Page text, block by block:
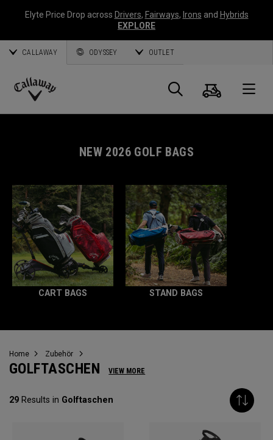
Elyte Price Drop across Drivers, Fairways, Irons and Hybrids
EXPLORE
CALLAWAY ODYSSEY OUTLET
Callaway
Suche
NEW 2026 GOLF BAGS
CART BAGS STAND BAGS
Home Zubehör
GOLFTASCHEN VIEW MORE
29 Results in Golftaschen